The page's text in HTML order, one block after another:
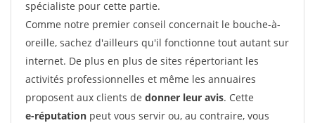
spécialiste pour cette partie.
Comme notre premier conseil concernait le bouche-à-
oreille, sachez d'ailleurs qu'il fonctionne tout autant sur
internet. De plus en plus de sites répertoriant les
activités professionnelles et même les annuaires
proposent aux clients de donner leur avis. Cette
e-réputation peut vous servir ou, au contraire, vous